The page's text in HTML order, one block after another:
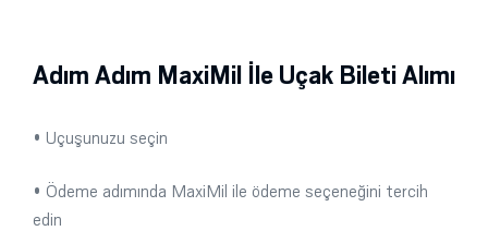
Adım Adım MaxiMil İle Uçak Bileti Alımı
• Uçuşunuzu seçin
• Ödeme adımında MaxiMil ile ödeme seçeneğini tercih
edin